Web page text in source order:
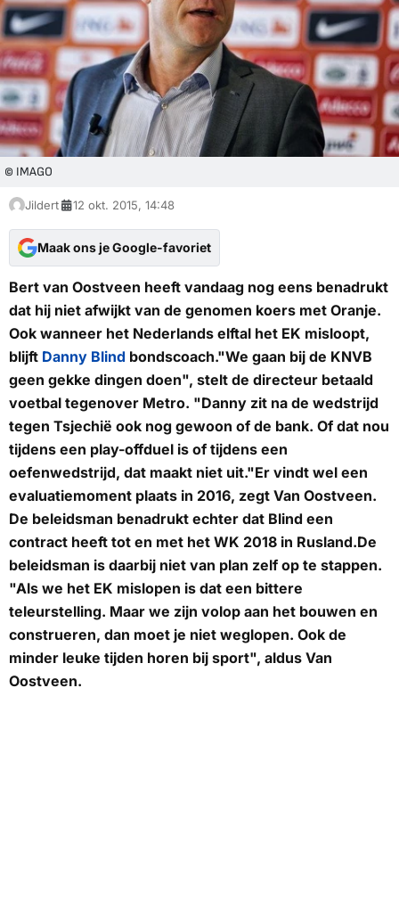
© IMAGO
Jildert 12 okt. 2015, 14:48
Maak ons je Google-favoriet
Bert van Oostveen heeft vandaag nog eens benadrukt
dat hij niet afwijkt van de genomen koers met Oranje.
Ook wanneer het Nederlands elftal het EK misloopt,
blijft Danny Blind bondscoach."We gaan bij de KNVB
geen gekke dingen doen", stelt de directeur betaald
voetbal tegenover Metro. "Danny zit na de wedstrijd
tegen Tsjechië ook nog gewoon of de bank. Of dat nou
tijdens een play-offduel is of tijdens een
oefenwedstrijd, dat maakt niet uit."Er vindt wel een
evaluatiemoment plaats in 2016, zegt Van Oostveen.
De beleidsman benadrukt echter dat Blind een
contract heeft tot en met het WK 2018 in Rusland.De
beleidsman is daarbij niet van plan zelf op te stappen.
"Als we het EK mislopen is dat een bittere
teleurstelling. Maar we zijn volop aan het bouwen en
construeren, dan moet je niet weglopen. Ook de
minder leuke tijden horen bij sport", aldus Van
Oostveen.